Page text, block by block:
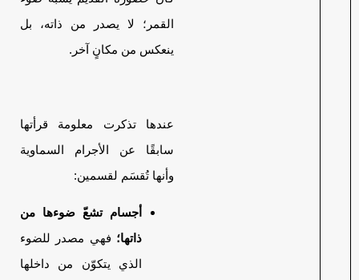
القمر؛ لا يصدر من ذاته، بل
ينعكس من مكانٍ آخر.
عندها تذكرت معلومة قرأتها
سابقًا عن الأجرام السماوية
وأنها تُقسَم لقسمين:
أجسام تشعّ ضوءها من
ذاتها؛ فهي مصدر للضوء
الذي يتكوّن من داخلها